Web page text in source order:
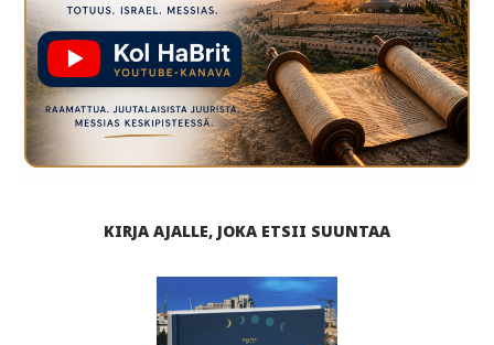
KIRJA AJALLE, JOKA ETSII SUUNTAA